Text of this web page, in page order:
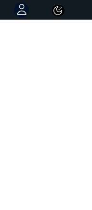
NOTICIAS